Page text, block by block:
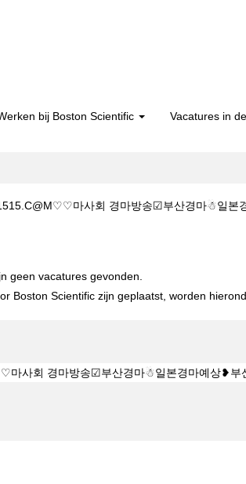
bij Boston Scientific Vacatures in
마사회 경마방송☑부산경마☃일본
geen vacatures gevonden.
Boston Scientific zijn geplaatst, worden